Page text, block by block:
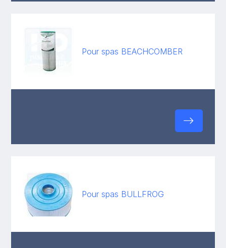
Pour spas BEACHCOMBER
Pour spas BULLFROG